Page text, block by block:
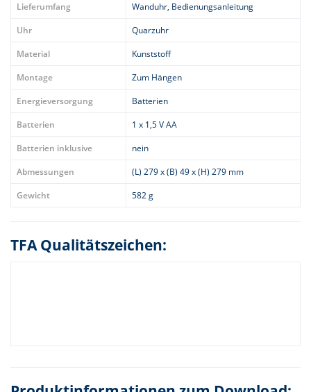
Lieferumfang
Wanduhr, Bedienungsanleitung
Uhr
Quarzuhr
Material
Kunststoff
Montage
Zum Hängen
Energieversorgung
Batterien
Batterien
1 x 1,5 V AA
Batterien inklusive
nein
Abmessungen
(L) 279 x (B) 49 x (H) 279 mm
Gewicht
582 g
TFA Qualitätszeichen: